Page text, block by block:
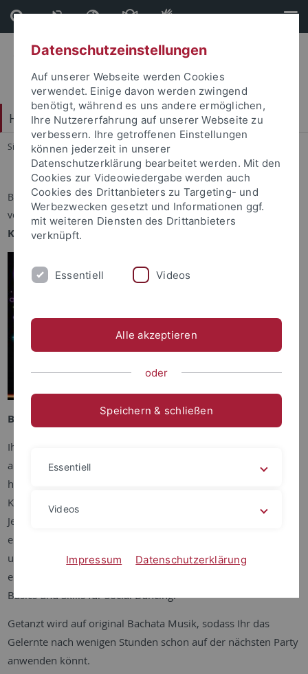
Direkt
zum
Inhalt
Direkt
zur
Fußleiste
Hochschulsport
Sie sind hier: Startseite ... Sportprogramm
Bachata Sensual
verantwortlich: Sandra Dreher Mansur
Kooperation mit TTC Rot-Gold Tübingen e.V.
Bachata Lessons - Von den Anfängen bis zum Profi!
Ihr wolltet schon immer Bachata lernen? Etwas Neues
ausprobieren? Basics für die nächste Party lernen? Oder ihr
habt schonmal Bachata getanzt, und wollt euer Wissen und
Können jetzt vertiefen? In unserem Bachata-Unterricht ist für
Jede:n etwas dabei! Unser Trainer Ulises Palacios ist nicht nur
erfolgreicher Latein-Turniertänzer, sondern auch Salsa-Tänzer
und Trainer für Latin Rythms, Salsa und Bachata. Er übt mit
euch Koordination und Körperisolation, aber auch Bachata
Basics und Skills für Social Dancing.
Getanzt wird auf original Bachata Musik, sodass Ihr das
Gelernte nach wenigen Stunden schon auf der nächsten Party
anwenden könnt.
Datenschutzeinstellungen
Auf unserer Webseite werden Cookies
verwendet. Einige davon werden zwingend
benötigt, während es uns andere ermöglichen,
Ihre Nutzererfahrung auf unserer Webseite zu
verbessern. Ihre getroffenen Einstellungen
können jederzeit in unserer
Datenschutzerklärung bearbeitet werden. Mit den
Cookies zur Videowiedergabe werden auch
Cookies des Drittanbieters zu Targeting- und
Werbezwecken gesetzt und Informationen ggf.
mit weiteren Diensten des Drittanbieters
verknüpft.
Essentiell Videos
Alle akzeptieren
oder
Speichern & schließen
Essentiell
Videos
Impressum Datenschutzerklärung